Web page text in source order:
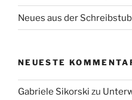
Neues aus der
NEUESTE
Gabriele Sikorski zu